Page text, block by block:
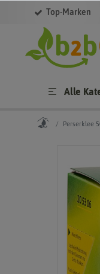
Top-Marken
Alle
Perserklee